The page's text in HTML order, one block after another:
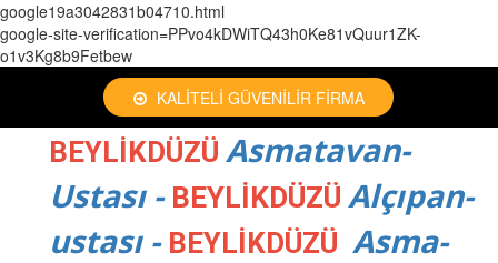
google19a3042831b04710.html
google-site-verification=PPvo4kDWiTQ43h0Ke81vQuur1ZK-
o1v3Kg8b9Fetbew
KALİTELİ GÜVENİLİR FİRMA
BEYLİKDÜZÜ Asmatavan-
Ustası - BEYLİKDÜZÜ Alçıpan-
ustası - BEYLİKDÜZÜ Asma-